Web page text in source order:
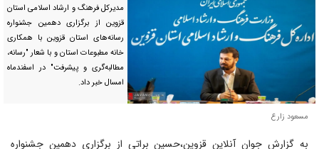
مدیرکل فرهنگ و ارشاد اسلامی استان
قزوین از برگزاری دهمین جشنواره‌
رسانه‌های استان قزوین با همکاری
خانه مطبوعات استان و با شعار "رسانه،
مطالبه‌گری و پیشرفت" در اسفندماه
امسال خبر داد.
مسعود زارع
به گزارش جوان آنلاین قزوین،حسین براتی از برگزاری دهمین جشنواره